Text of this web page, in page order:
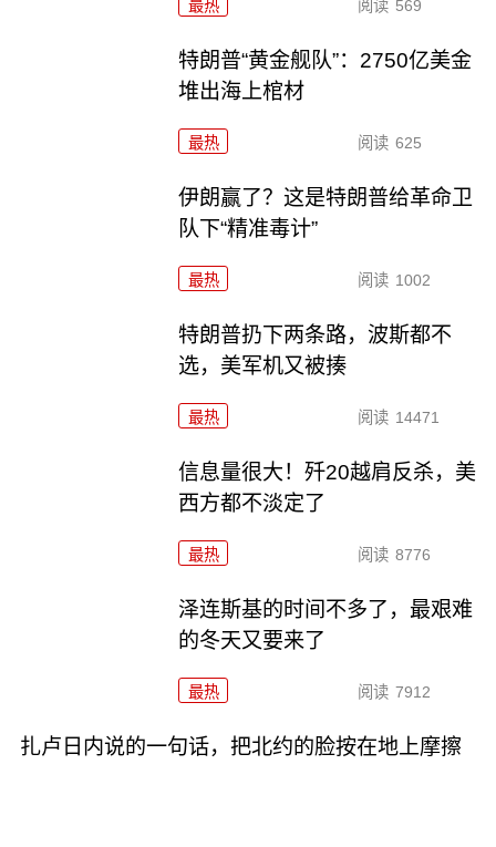
最热 阅读 569
特朗普“黄金舰队”：2750亿美金
堆出海上棺材
最热 阅读 625
伊朗赢了？这是特朗普给革命卫
队下“精准毒计”
最热 阅读 1002
特朗普扔下两条路，波斯都不
选，美军机又被揍
最热 阅读 14471
信息量很大！歼20越肩反杀，美
西方都不淡定了
最热 阅读 8776
泽连斯基的时间不多了，最艰难
的冬天又要来了
最热 阅读 7912
扎卢日内说的一句话，把北约的脸按在地上摩擦